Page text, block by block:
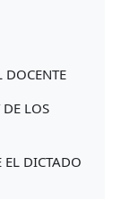
DOCENTE
DE LOS
EL DICTADO